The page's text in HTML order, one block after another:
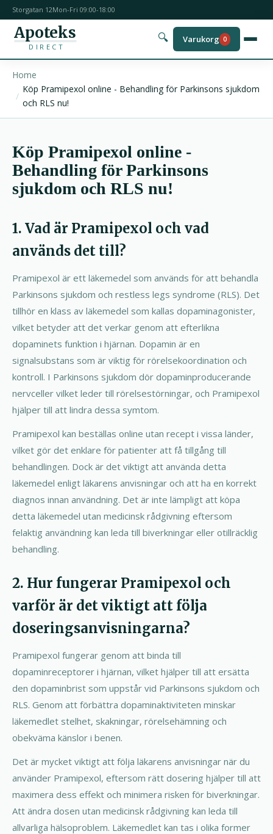
Storgatan 12Mon-Fri 09:00-18:00
Apoteks
DIRECT
🔍 Varukorg 0
Home
Köp Pramipexol online - Behandling för Parkinsons sjukdom
och RLS nu!
Köp Pramipexol online -
Behandling för Parkinsons
sjukdom och RLS nu!
1. Vad är Pramipexol och vad
används det till?
Pramipexol är ett läkemedel som används för att behandla
Parkinsons sjukdom och restless legs syndrome (RLS). Det
tillhör en klass av läkemedel som kallas dopaminagonister,
vilket betyder att det verkar genom att efterlikna
dopaminets funktion i hjärnan. Dopamin är en
signalsubstans som är viktig för rörelsekoordination och
kontroll. I Parkinsons sjukdom dör dopaminproducerande
nervceller vilket leder till rörelsestörningar, och Pramipexol
hjälper till att lindra dessa symtom.
Pramipexol kan beställas online utan recept i vissa länder,
vilket gör det enklare för patienter att få tillgång till
behandlingen. Dock är det viktigt att använda detta
läkemedel enligt läkarens anvisningar och att ha en korrekt
diagnos innan användning. Det är inte lämpligt att köpa
detta läkemedel utan medicinsk rådgivning eftersom
felaktig användning kan leda till biverkningar eller otillräcklig
behandling.
2. Hur fungerar Pramipexol och
varför är det viktigt att följa
doseringsanvisningarna?
Pramipexol fungerar genom att binda till
dopaminreceptorer i hjärnan, vilket hjälper till att ersätta
den dopaminbrist som uppstår vid Parkinsons sjukdom och
RLS. Genom att förbättra dopaminaktiviteten minskar
läkemedlet stelhet, skakningar, rörelsehämning och
obekväma känslor i benen.
Det är mycket viktigt att följa läkarens anvisningar när du
använder Pramipexol, eftersom rätt dosering hjälper till att
maximera dess effekt och minimera risken för biverkningar.
Att ändra dosen utan medicinsk rådgivning kan leda till
allvarliga hälsoproblem. Läkemedlet kan tas i olika former